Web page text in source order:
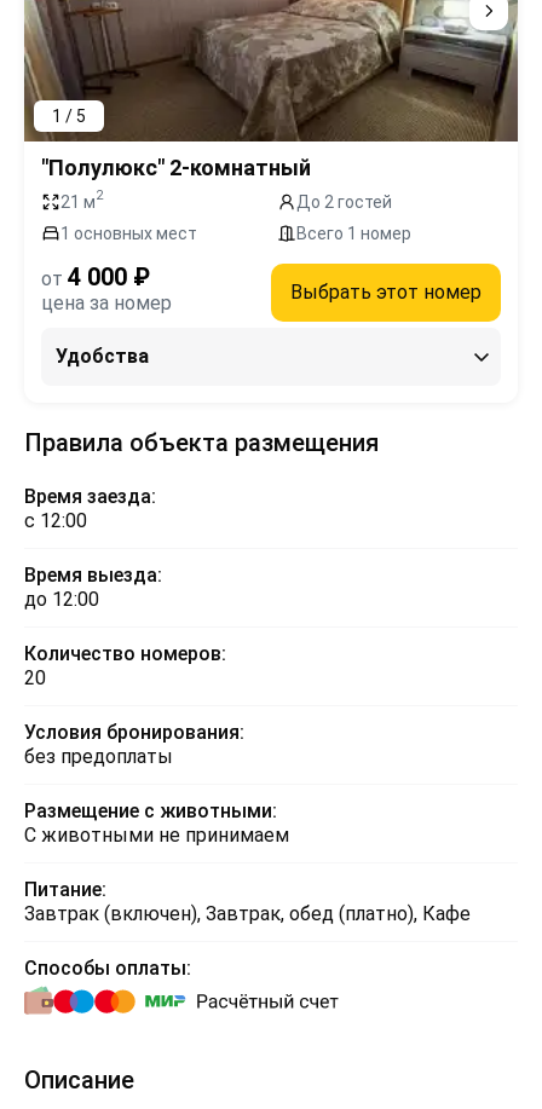
1 / 5
"Полулюкс" 2-комнатный
21 м2
До 2 гостей
1 основных мест
Всего 1 номер
от 4 000 ₽
цена за номер Выбрать этот номер
Удобства
Правила объекта размещения
Время заезда:
с 12:00
Время выезда:
до 12:00
Количество номеров:
20
Условия бронирования:
без предоплаты
Размещение с животными:
С животными не принимаем
Питание:
Завтрак (включен), Завтрак, обед (платно), Кафе
Способы оплаты:
Описание